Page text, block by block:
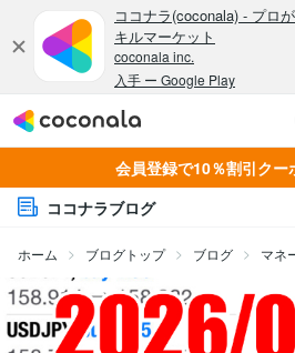
会員登録で10％割引クー
ココナラブログ
ホーム ブログトップ ブログ マネ